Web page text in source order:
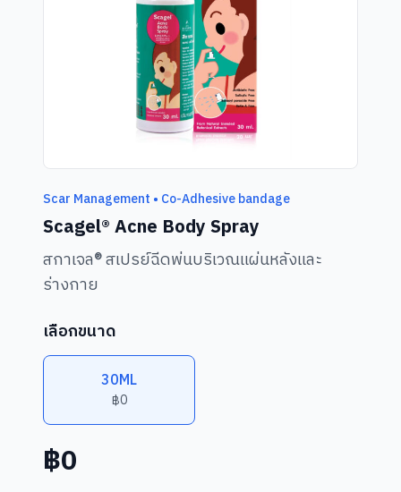
Scar Management • Co-Adhesive bandage
Scagel® Acne Body Spray
สกาเจล® สเปรย์ฉีดพ่นบริเวณแผ่นหลังและ
ร่างกาย
เลือกขนาด
30ML
฿0
฿0